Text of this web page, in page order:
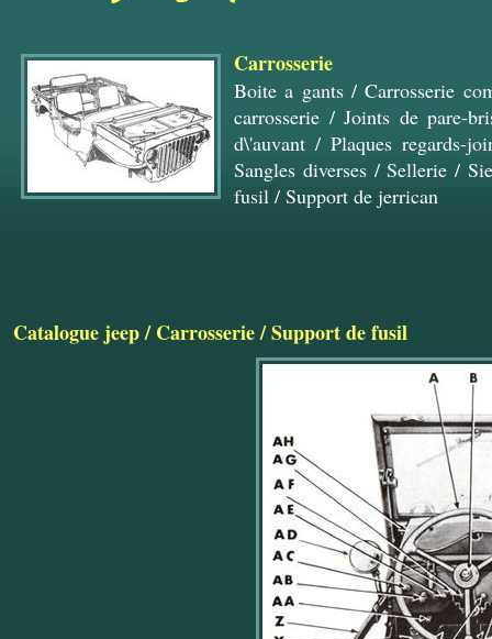
Carrosserie
Boite a gants/Carrosserie
carrosserie /Joints de pare-
d\'auvant / Plaques regards-
Sangles diverses/Sellerie /
fusil / Support de jerrican
Catalogue jeep/Carrosserie/Support de fusil